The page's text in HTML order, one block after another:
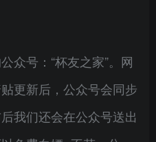
众号：“杯友之家”。网
更新后，公众号会同步
我们还会在公众号送出